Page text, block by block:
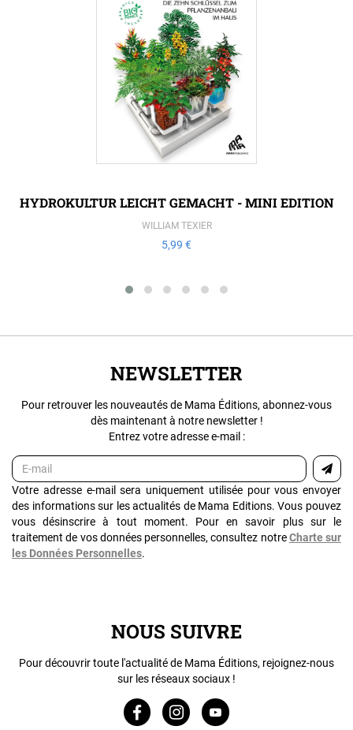
HYDROKULTUR LEICHT GEMACHT - MINI EDITION
WILLIAM TEXIER
5,99 €
NEWSLETTER
Pour retrouver les nouveautés de Mama Éditions, abonnez-vous
dès maintenant à notre newsletter !
Entrez votre adresse e-mail :
Votre adresse e-mail sera uniquement utilisée pour vous envoyer
des informations sur les actualités de Mama Editions. Vous pouvez
vous désinscrire à tout moment. Pour en savoir plus sur le
traitement de vos données personnelles, consultez notre Charte sur
les Données Personnelles.
NOUS SUIVRE
Pour découvrir toute l'actualité de Mama Éditions, rejoignez-nous
sur les réseaux sociaux !